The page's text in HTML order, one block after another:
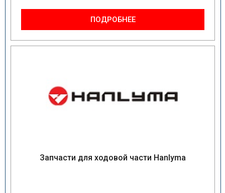
ПОДРОБНЕЕ
Запчасти для ходовой части Hanlyma